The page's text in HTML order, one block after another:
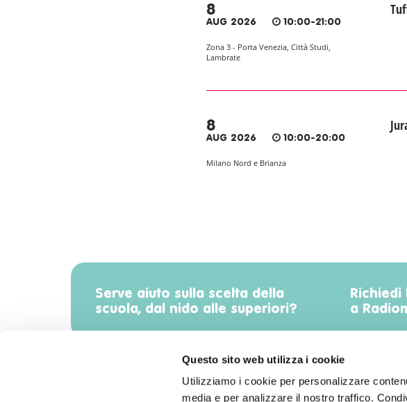
Questo sito web utilizza i cookie
Utilizziamo i cookie per personalizzare
media e per analizzare il nostro traffico.
8
AUG 2026 10:00-21:00
Zona 3 - Porta Venezia, Città Studi,
Lambrate
8
AUG 2026 10:00-20:00
Milano Nord e Brianza
Serve aiuto sulla scelta della
scuola, dal nido alle superiori?
a
Trova